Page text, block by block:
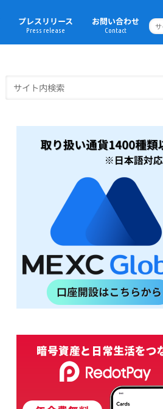
プレスリリース
Press release
お問い合わせ
Contact